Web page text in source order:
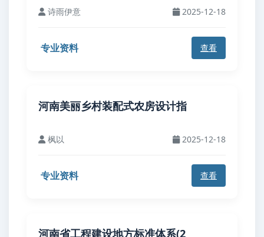
诗雨伊意 2025-12-18
专业资料 查看
河南美丽乡村装配式农房设计指
枫以 2025-12-18
专业资料 查看
河南省工程建设地方标准体系(2